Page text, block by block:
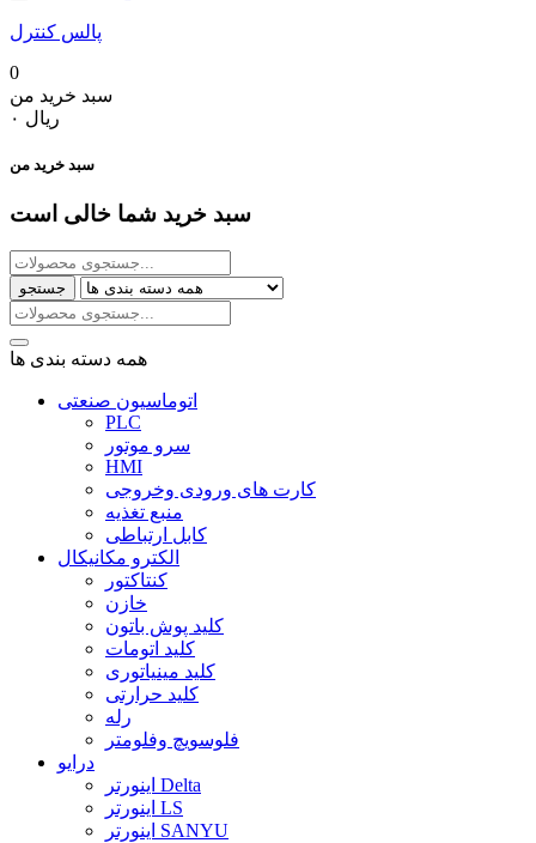
پالس کنترل
0
سبد خرید من
‎ریال ۰
سبد خرید من
سبد خرید شما خالی است
جستجو
همه دسته بندی ها
اتوماسیون صنعتی
PLC
سرو موتور
HMI
کارت های ورودی وخروجی
منبع تغذیه
کابل ارتباطی
الکترو مکانیکال
کنتاکتور
خازن
کلید پوش باتون
کلید اتومات
کلید مینیاتوری
کلید حرارتی
رله
فلوسویچ وفلومتر
درایو
اینورتر Delta
اینورتر LS
اینورتر SANYU